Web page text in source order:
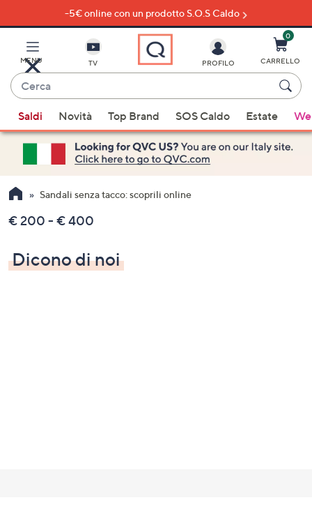
al
principale
-5€ online con un prodotto S.O.S Caldo
MENU TV
Cerca
sono
disponibili
suggerimenti,
usa
i
freccia
e
giù
PROFILO
0
CARRELLO
Saldi Novità Top Brand SOS Caldo Estate
Sandali senza tacco: scoprili online
€ 200 - € 400
Dicono di noi